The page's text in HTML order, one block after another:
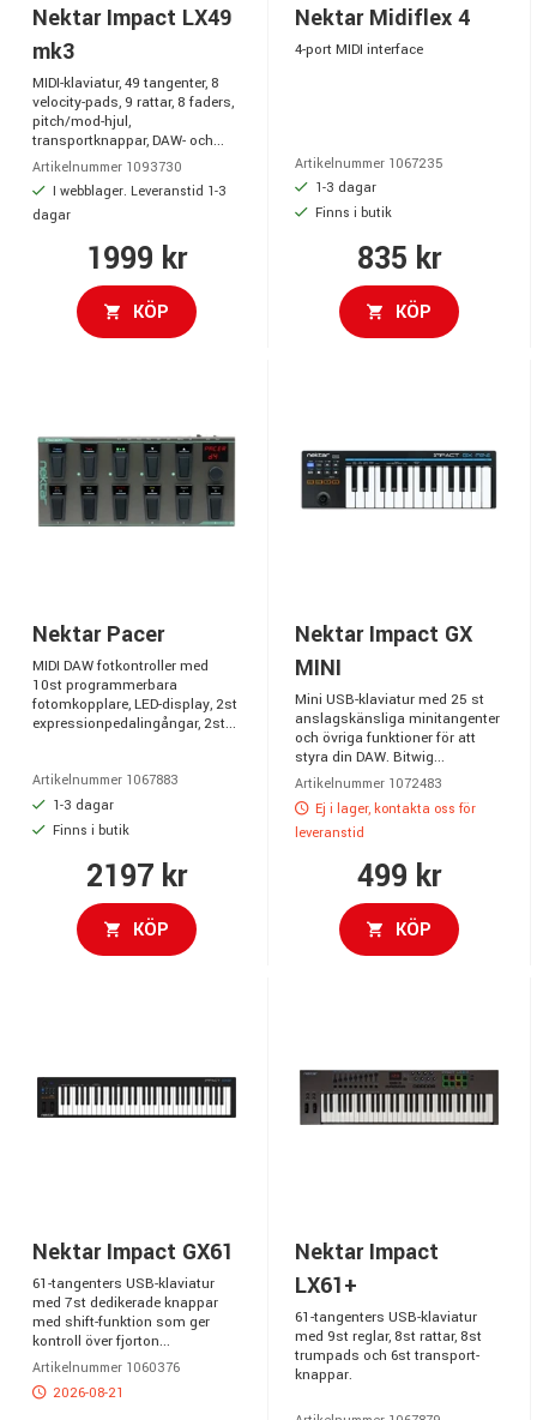
Nektar Impact LX49
mk3
MIDI-klaviatur, 49 tangenter, 8
velocity-pads, 9 rattar, 8 faders,
pitch/mod-hjul,
transportknappar, DAW- och...
Artikelnummer 1093730
I webblager. Leveranstid 1-3
dagar
1999 kr
KÖP
Nektar Midiflex 4
4-port MIDI interface
Artikelnummer 1067235
1-3 dagar
Finns i butik
835 kr
KÖP
Nektar Pacer
MIDI DAW fotkontroller med
10st programmerbara
fotomkopplare, LED-display, 2st
expressionpedalingångar, 2st...
Artikelnummer 1067883
1-3 dagar
Finns i butik
2197 kr
KÖP
Nektar Impact GX
MINI
Mini USB-klaviatur med 25 st
anslagskänsliga minitangenter
och övriga funktioner för att
styra din DAW. Bitwig...
Artikelnummer 1072483
Ej i lager, kontakta oss för
leveranstid
499 kr
KÖP
Nektar Impact GX61
61-tangenters USB-klaviatur
med 7st dedikerade knappar
med shift-funktion som ger
kontroll över fjorton...
Artikelnummer 1060376
2026-08-21
Nektar Impact
LX61+
61-tangenters USB-klaviatur
med 9st reglar, 8st rattar, 8st
trumpads och 6st transport-
knappar.